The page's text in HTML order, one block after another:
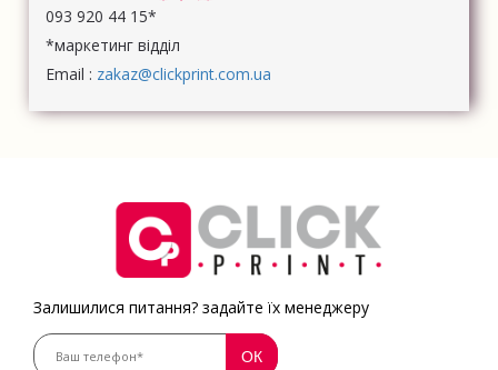
093 920 44 15*
*маркетинг відділ
Email : zakaz@clickprint.com.ua
Залишилися питання? задайте їх менеджеру